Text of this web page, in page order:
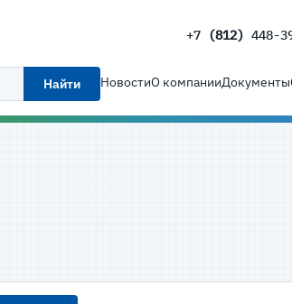
+7 (812) 448-
Найти НовостиО компанииДокументы